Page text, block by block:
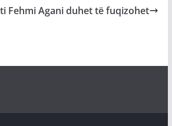
Fehmi Agani duhet të fuqizohet